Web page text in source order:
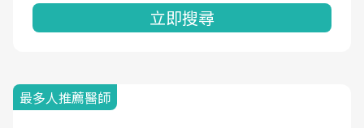
立即搜尋
最多人推薦醫師